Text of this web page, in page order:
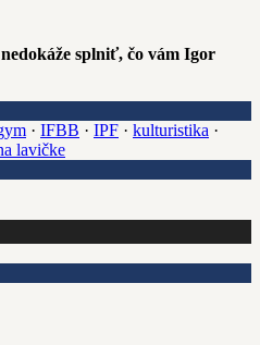
splniť, čo vám Igor
· IFBB · IPF · kulturistika ·
lavičke